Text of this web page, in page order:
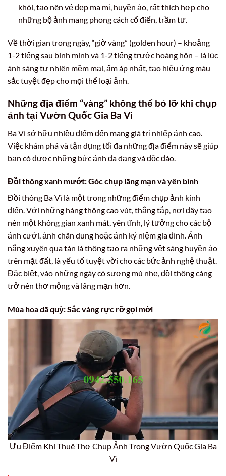
khói, tạo nên vẻ đẹp ma mị, huyền ảo, rất thích hợp cho
những bộ ảnh mang phong cách cổ điển, trầm tư.
Về thời gian trong ngày, “giờ vàng” (golden hour) – khoảng
1-2 tiếng sau bình minh và 1-2 tiếng trước hoàng hôn – là lúc
ánh sáng tự nhiên mềm mại, ấm áp nhất, tạo hiệu ứng màu
sắc tuyệt đẹp cho mọi thể loại ảnh.
Những địa điểm “vàng” không thể bỏ lỡ khi chụp
ảnh tại Vườn Quốc Gia Ba Vì
Ba Vì sở hữu nhiều điểm đến mang giá trị nhiếp ảnh cao.
Việc khám phá và tận dụng tối đa những địa điểm này sẽ giúp
bạn có được những bức ảnh đa dạng và độc đáo.
Đồi thông xanh mướt: Góc chụp lãng mạn và yên bình
Đồi thông Ba Vì là một trong những điểm chụp ảnh kinh
điển. Với những hàng thông cao vút, thẳng tắp, nơi đây tạo
nên một không gian xanh mát, yên tĩnh, lý tưởng cho các bộ
ảnh cưới, ảnh chân dung hoặc ảnh kỷ niệm gia đình. Ánh
nắng xuyên qua tán lá thông tạo ra những vệt sáng huyền ảo
trên mặt đất, là yếu tố tuyệt vời cho các bức ảnh nghệ thuật.
Đặc biệt, vào những ngày có sương mù nhẹ, đồi thông càng
trở nên thơ mộng và lãng mạn hơn.
Mùa hoa dã quỳ: Sắc vàng rực rỡ gọi mời
Ưu Điểm Khi Thuê Thợ Chụp Ảnh Trong Vườn Quốc Gia Ba
Vì